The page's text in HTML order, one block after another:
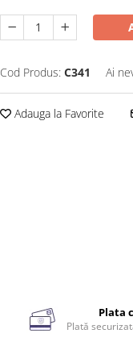
Cod Produs: C341 Ai
Adauga la Favorite
Plata
Plată